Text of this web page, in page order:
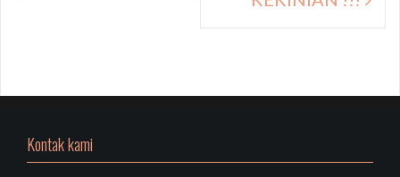
Kontak kami